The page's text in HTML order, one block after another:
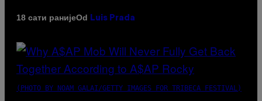
18 сати ранијеOd Luis Prada
(PHOTO BY NOAM GALAI/GETTY IMAGES FOR TRIBECA FESTIVAL)